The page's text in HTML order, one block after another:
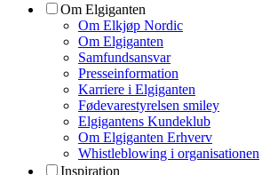
Om Elgiganten
Om Elkjøp Nordic
Om Elgiganten
Samfundsansvar
Presseinformation
Karriere i Elgiganten
Fødevarestyrelsen smiley
Elgigantens Kundeklub
Om Elgiganten Erhverv
Whistleblowing i organisationen
Inspiration